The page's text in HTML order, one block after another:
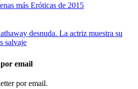
más Eróticas de 2015
desnuda. La actriz muestra su
salvaje
email
por email.